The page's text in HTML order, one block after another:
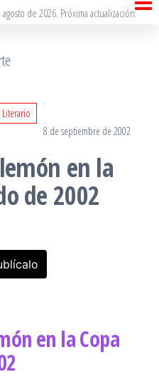
de 2026. Próxima actualización:
Literario
8 de septiembre de 2002
en la
de 2002
en la Copa